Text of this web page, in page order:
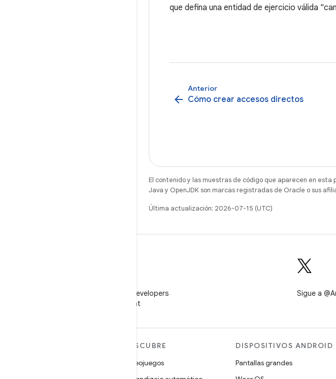
que defina una entidad de ejercicio válida
Anterior
arrow_back Cómo crear accesos directos
El contenido y las muestras de código que aparecen en
Java y OpenJDK son marcas registradas de Oracle o sus
Última actualización: 2026-07-15 (UTC)
Sigue a Android Developers
en WeChat
Sigue a
DESCUBRE
Videojuegos
DISPOSITIVOS ANDROID
Pantallas grandes